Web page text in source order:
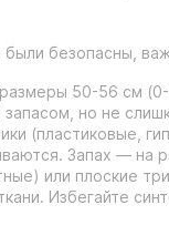
безопасны,
50-56 см
но не
(пластиковые,
Запах — на
или плоские
Избегайте